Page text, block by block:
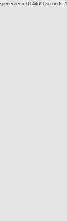
generated in 0.044691 seconds :